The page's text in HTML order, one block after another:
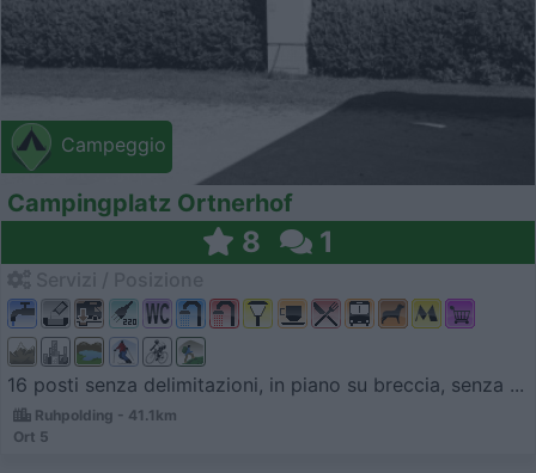
Campeggio
Campingplatz Ortnerhof
8 1
16 posti senza delimitazioni, in piano su breccia, senza ...
Ruhpolding - 41.1km
Ort 5